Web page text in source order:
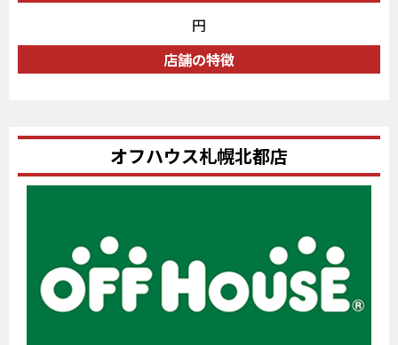
円
店舗の特徴
オフハウス札幌北都店